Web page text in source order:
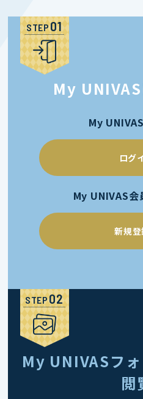
STEP
My
My
ログ
My UNIVAS会
新規
STEP
My UNIVASフ
閲